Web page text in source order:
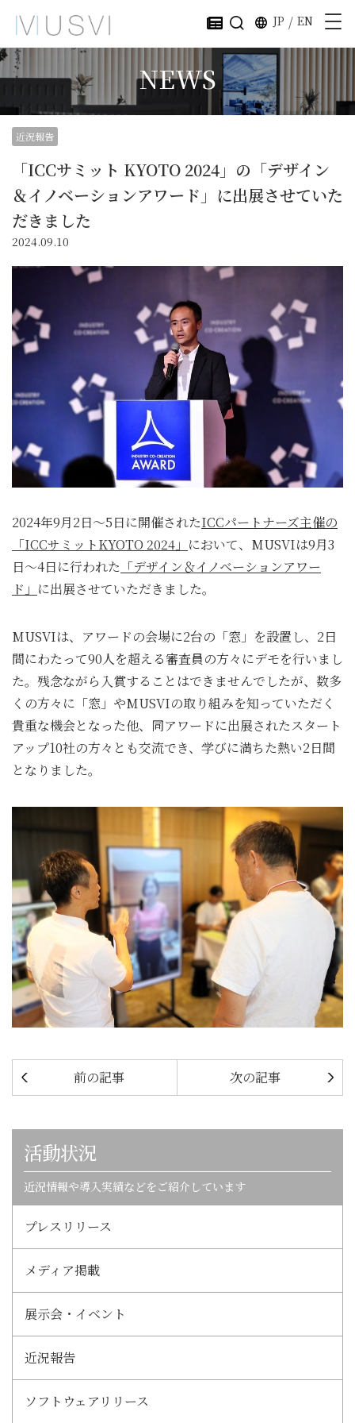
JP / EN
NEWS
近況報告
「ICCサミット KYOTO 2024」の「デザイン
＆イノベーションアワード」に出展させていた
だきました
2024.09.10
2024年9月2日～5日に開催されたICCパートナーズ主催の
「ICCサミットKYOTO 2024」 において、MUSVIは9月3
日～4日に行われた 「デザイン＆イノベーションアワー
ド」 に出展させていただきました。
MUSVIは、アワードの会場に2台の「窓」を設置し、2日
間にわたって90人を超える審査員の方々にデモを行いまし
た。残念ながら入賞することはできませんでしたが、数多
くの方々に「窓」やMUSVIの取り組みを知っていただく
貴重な機会となった他、同アワードに出展されたスタート
アップ10社の方々とも交流でき、学びに満ちた熱い2日間
となりました。
前の記事 次の記事
活動状況
近況情報や導入実績などをご紹介しています
プレスリリース
メディア掲載
展示会・イベント
近況報告
ソフトウェアリリース